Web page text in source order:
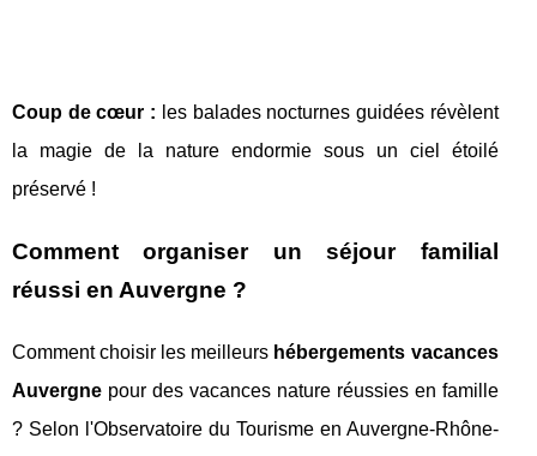
Coup de cœur : les balades nocturnes guidées révèlent
la magie de la nature endormie sous un ciel étoilé
préservé !
Comment organiser un séjour familial
réussi en Auvergne ?
Comment choisir les meilleurs hébergements vacances
Auvergne pour des vacances nature réussies en famille
? Selon l'Observatoire du Tourisme en Auvergne-Rhône-